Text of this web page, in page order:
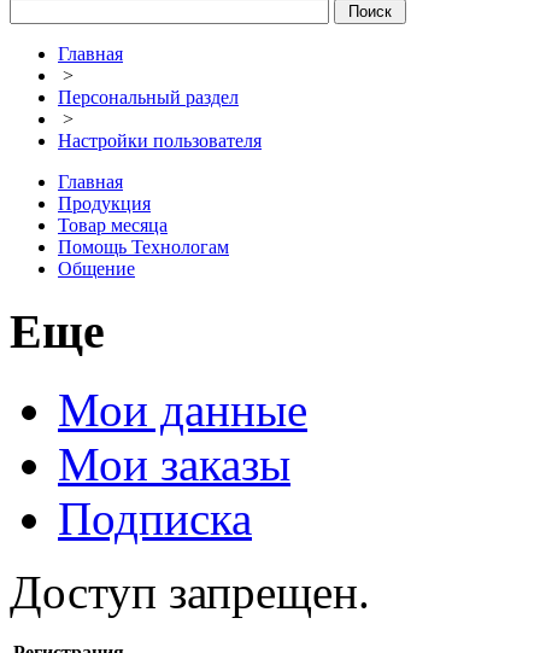
Главная
>
Персональный раздел
>
Настройки пользователя
Главная
Продукция
Товар месяца
Помощь Технологам
Общение
Еще
Мои данные
Мои заказы
Подписка
Доступ запрещен.